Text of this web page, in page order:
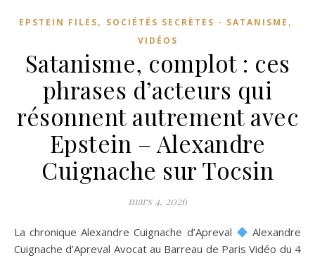
EPSTEIN FILES, SOCIÉTÉS SECRÈTES - SATANISME ,
VIDÉOS
Satanisme, complot : ces
phrases d’acteurs qui
résonnent autrement avec
Epstein – Alexandre
Cuignache sur Tocsin
mars 4, 2026
La chronique Alexandre Cuignache d’Apreval
Alexandre
Cuignache d’Apreval Avocat au Barreau de Paris Vidéo du 4